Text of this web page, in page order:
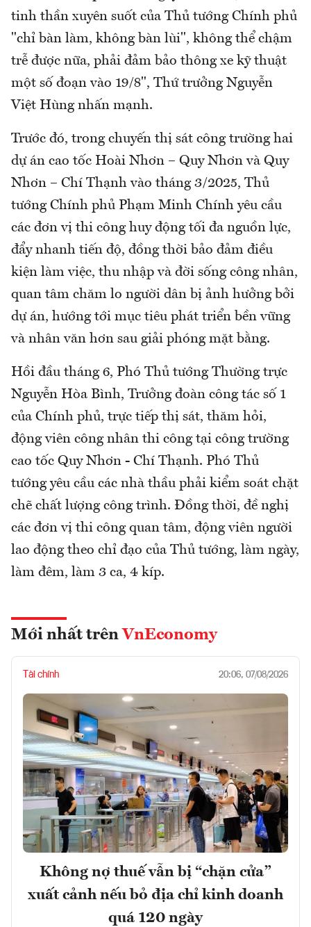
tinh thần xuyên suốt của Thủ tướng Chính phủ
"chỉ bàn làm, không bàn lùi", không thể chậm
trễ được nữa, phải đảm bảo thông xe kỹ thuật
một số đoạn vào 19/8", Thứ trưởng Nguyễn
Việt Hùng nhấn mạnh.
Trước đó, trong chuyến thị sát công trường hai
dự án cao tốc Hoài Nhơn – Quy Nhơn và Quy
Nhơn – Chí Thạnh vào tháng 3/2025, Thủ
tướng Chính phủ Phạm Minh Chính yêu cầu
các đơn vị thi công huy động tối đa nguồn lực,
đẩy nhanh tiến độ, đồng thời bảo đảm điều
kiện làm việc, thu nhập và đời sống công nhân,
quan tâm chăm lo người dân bị ảnh hưởng bởi
dự án, hướng tới mục tiêu phát triển bền vững
và nhân văn hơn sau giải phóng mặt bằng.
Hồi đầu tháng 6, Phó Thủ tướng Thường trực
Nguyễn Hòa Bình, Trưởng đoàn công tác số 1
của Chính phủ, trực tiếp thị sát, thăm hỏi,
động viên công nhân thi công tại công trường
cao tốc Quy Nhơn - Chí Thạnh. Phó Thủ
tướng yêu cầu các nhà thầu phải kiểm soát chặt
chẽ chất lượng công trình. Đồng thời, đề nghị
các đơn vị thi công quan tâm, động viên người
lao động theo chỉ đạo của Thủ tướng, làm ngày,
làm đêm, làm 3 ca, 4 kíp.
Mới nhất trên VnEconomy
Tài chính 20:06, 07/08/2026
Không nợ thuế vẫn bị “chặn cửa”
xuất cảnh nếu bỏ địa chỉ kinh doanh
quá 120 ngày